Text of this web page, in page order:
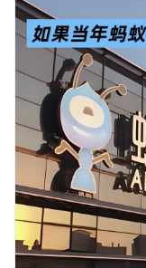
收藏家和加密爱好者的吸引力
造者：sartoshi作为创
定了基础，确保其始终
命。 结论 Mfercoin（$MFER）是加密货币
领域创新和社区精神的
和艺术表达，它在传统
发展的NFT世界之间架
建立透明的代币分配模
区，Mfercoin在拥挤
一帜。无论您是投资者
好奇的新手，Mfercoin
索的愿景，因为web3
股权激励，人均收益可